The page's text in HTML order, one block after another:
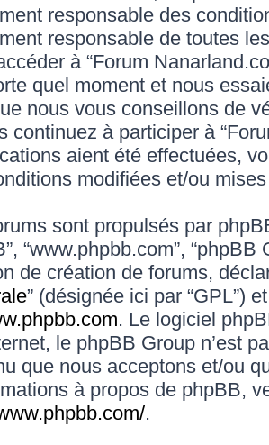
responsable des
responsable de toutes
à “Forum
quel moment et nous
nous vous conseillons de
continuez à participer à
aient été effectuées,
modifiées et/ou
sont propulsés par
“www.phpbb.com”,
de création de forums,
” (désignée ici par “GPL”)
. Le logiciel
le phpBB Group n’est
que nous acceptons et/ou
à propos de phpBB,
.